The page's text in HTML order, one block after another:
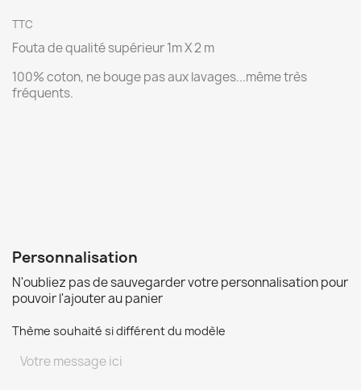
TTC
Fouta de qualité supérieur 1m X 2 m
100% coton, ne bouge pas aux lavages...même très
fréquents.
Personnalisation
N'oubliez pas de sauvegarder votre personnalisation pour
pouvoir l'ajouter au panier
Thème souhaité si différent du modèle